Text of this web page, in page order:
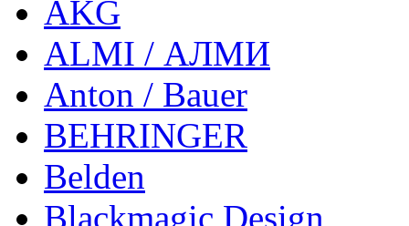
AKG
ALMI / АЛМИ
Anton / Bauer
BEHRINGER
Belden
Blackmagic Design